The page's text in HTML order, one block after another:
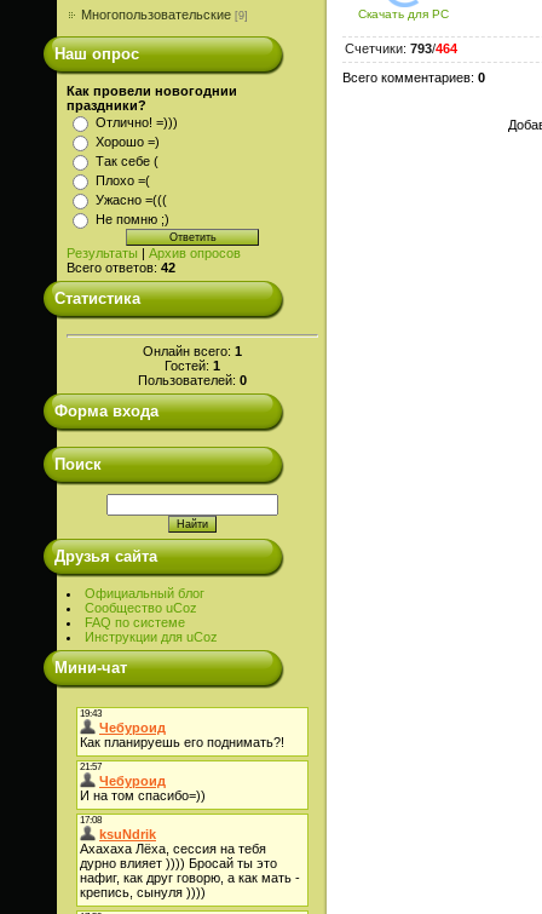
Многопользовательские [9]
Наш опрос
Как провели новогоднии
праздники?
Отлично! =)))
Хорошо =)
Так себе (
Плохо =(
Ужасно =(((
Не помню ;)
Результаты | Архив опросов
Всего ответов: 42
Статистика
Онлайн всего: 1
Гостей: 1
Пользователей: 0
Форма входа
Поиск
Друзья сайта
Официальный блог
Сообщество uCoz
FAQ по системе
Инструкции для uCoz
Мини-чат
Скачать для PC
Счетчики: 793/464
Всего комментариев: 0